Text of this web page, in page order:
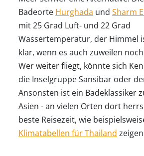
Badeorte Hurghada und Sharm
mit 25 Grad Luft- und 22 Grad
Wassertemperatur, der Himmel
klar, wenn es auch zuweilen
Wer weiter fliegt, könnte sich
die Inselgruppe Sansibar oder
Ansonsten ist ein Badeklassiker
Asien - an vielen Orten dort
beste Reisezeit, wie
Klimatabellen für Thailand